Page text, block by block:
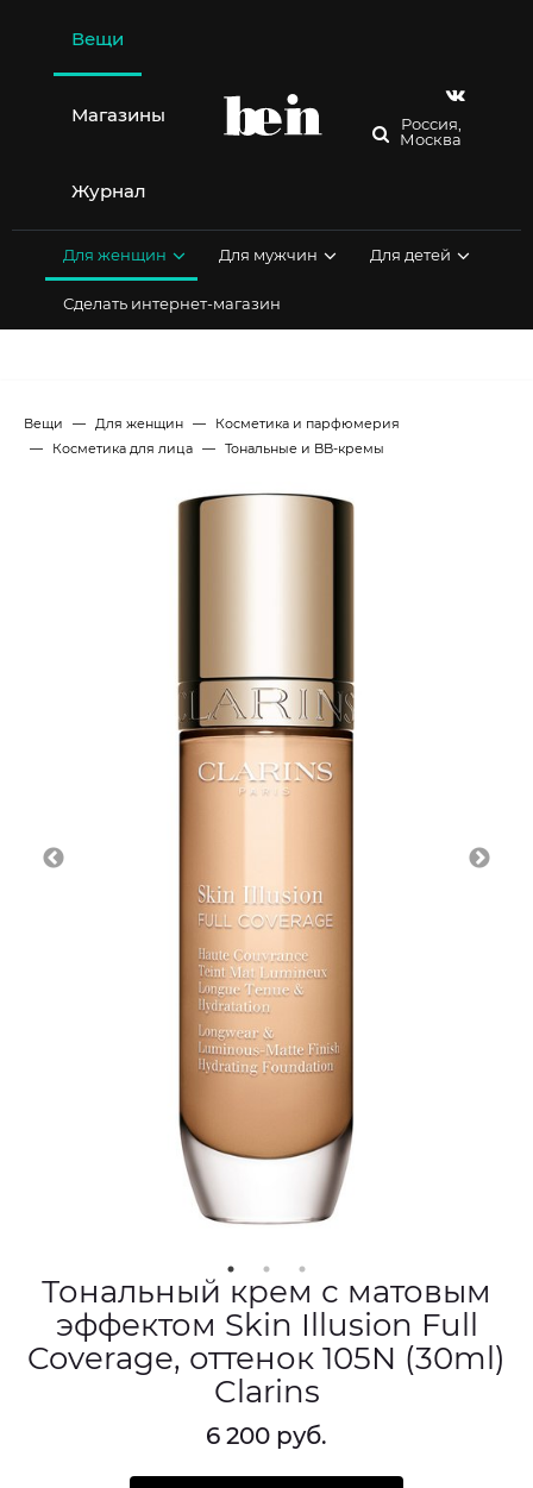
содержимому
Вещи
Магазины
Журнал
Россия,
Москва
Для женщин Для мужчин Для детей
Сделать интернет-магазин
Вещи Для женщин
Косметика и парфюмерия
Косметика для лица
Тональные и BB-кремы
Тональный крем с матовым
эффектом Skin Illusion Full
Coverage, оттенок 105N (30ml)
Clarins
6 200 руб.